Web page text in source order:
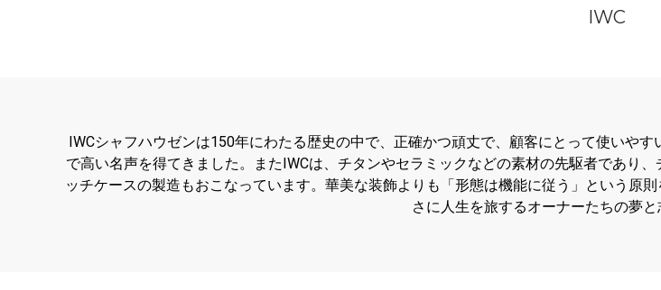
IWC
IWCシャフハウゼンは150年にわたる歴史の中で、正確かつ頑丈で、顧客にとって使いや
で高い名声を得てきました。またIWCは、チタンやセラミックなどの素材の先駆者であり
ッチケースの製造もおこなっています。華美な装飾よりも「形態は機能に従う」という原
さに人生を旅するオーナーたちの夢と